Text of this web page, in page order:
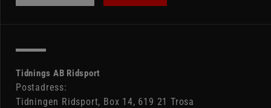
Tidnings AB Ridsport
Postadress:
Tidningen Ridsport, Box 14, 619 21 Trosa